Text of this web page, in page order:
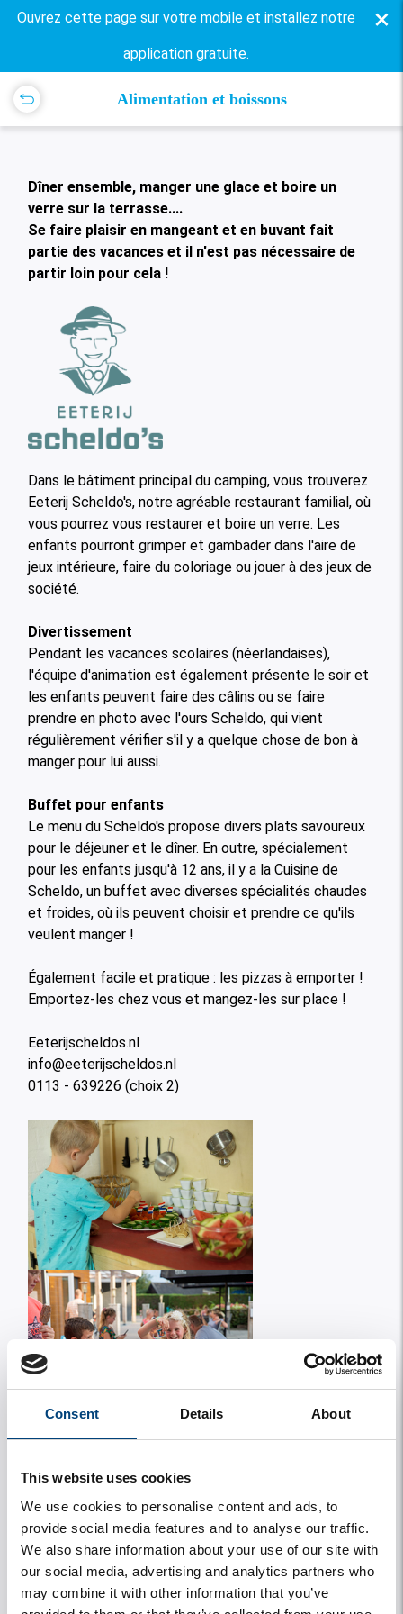
Consent Details About
This website uses cookies
We use cookies to personalise content and ads, to
provide social media features and to analyse our traffic.
We also share information about your use of our site with
our social media, advertising and analytics partners who
may combine it with other information that you’ve
Ouvrez cette page sur votre mobile et installez notre
application gratuite.
×
Alimentation et boissons
Dîner ensemble, manger une glace et boire un
verre sur la terrasse....
Se faire plaisir en mangeant et en buvant fait
partie des vacances et il n'est pas nécessaire de
partir loin pour cela !
Dans le bâtiment principal du camping, vous trouverez
Eeterij Scheldo's, notre agréable restaurant familial, où
vous pourrez vous restaurer et boire un verre. Les
enfants pourront grimper et gambader dans l'aire de
jeux intérieure, faire du coloriage ou jouer à des jeux de
société.
Divertissement
Pendant les vacances scolaires (néerlandaises),
l'équipe d'animation est également présente le soir et
les enfants peuvent faire des câlins ou se faire
prendre en photo avec l'ours Scheldo, qui vient
régulièrement vérifier s'il y a quelque chose de bon à
manger pour lui aussi.
Buffet pour enfants
Le menu du Scheldo's propose divers plats savoureux
pour le déjeuner et le dîner. En outre, spécialement
pour les enfants jusqu'à 12 ans, il y a la Cuisine de
Scheldo, un buffet avec diverses spécialités chaudes
et froides, où ils peuvent choisir et prendre ce qu'ils
veulent manger !
Également facile et pratique : les pizzas à emporter !
Emportez-les chez vous et mangez-les sur place !
Eeterijscheldos.nl
info@eeterijscheldos.nl
0113 - 639226 (choix 2)